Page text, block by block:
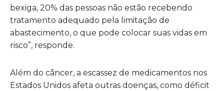
bexiga, 20% das pessoas não estão recebendo
tratamento adequado pela limitação de
abastecimento, o que pode colocar suas vidas em
risco”, responde.
Além do câncer, a escassez de medicamentos nos
Estados Unidos afeta outras doenças, como déficit